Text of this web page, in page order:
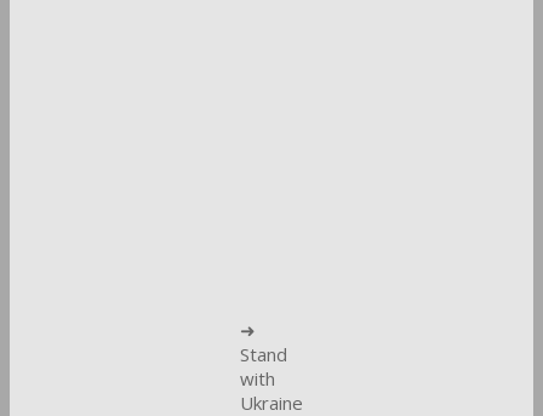
➜
Stand
with
Ukraine